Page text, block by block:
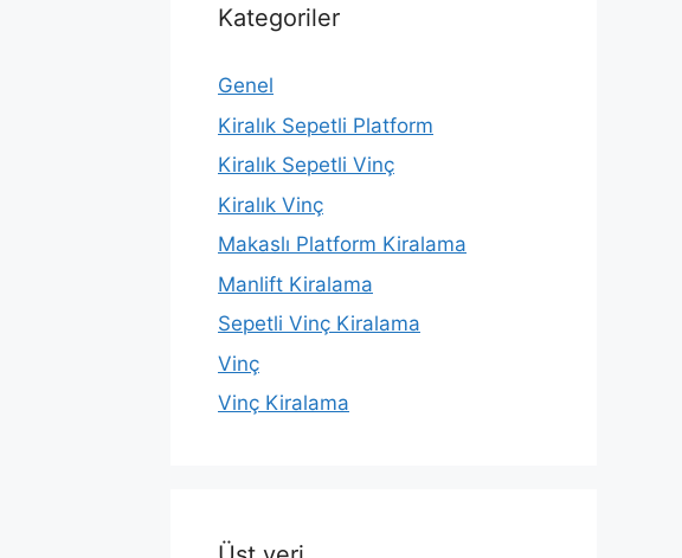
Kategoriler
Genel
Kiralık Sepetli Platform
Kiralık Sepetli Vinç
Kiralık Vinç
Makaslı Platform Kiralama
Manlift Kiralama
Sepetli Vinç Kiralama
Vinç
Vinç Kiralama